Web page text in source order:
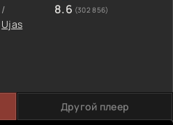
/
Ujas
8.6 (302 856)
Другой плеер